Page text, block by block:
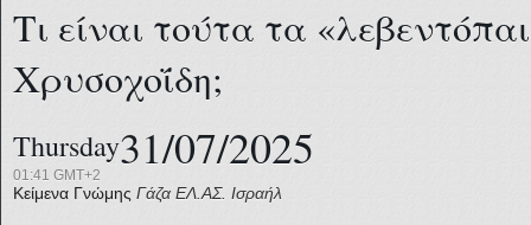
Τι είναι τούτα τα
Χρυσοχοΐδη;
Thursday31/07/2025
01:41 GMT+2
Κείμενα Γνώμης Γάζα ΕΛ.ΑΣ. Ισραήλ